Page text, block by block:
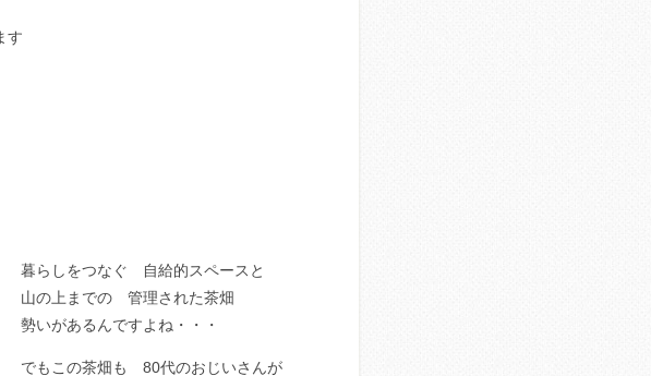
す
暮らしをつなぐ 自給的スペースと
山の上までの 管理された茶畑
勢いがあるんですよね・・・
でもこの茶畑も 80代のおじいさんが